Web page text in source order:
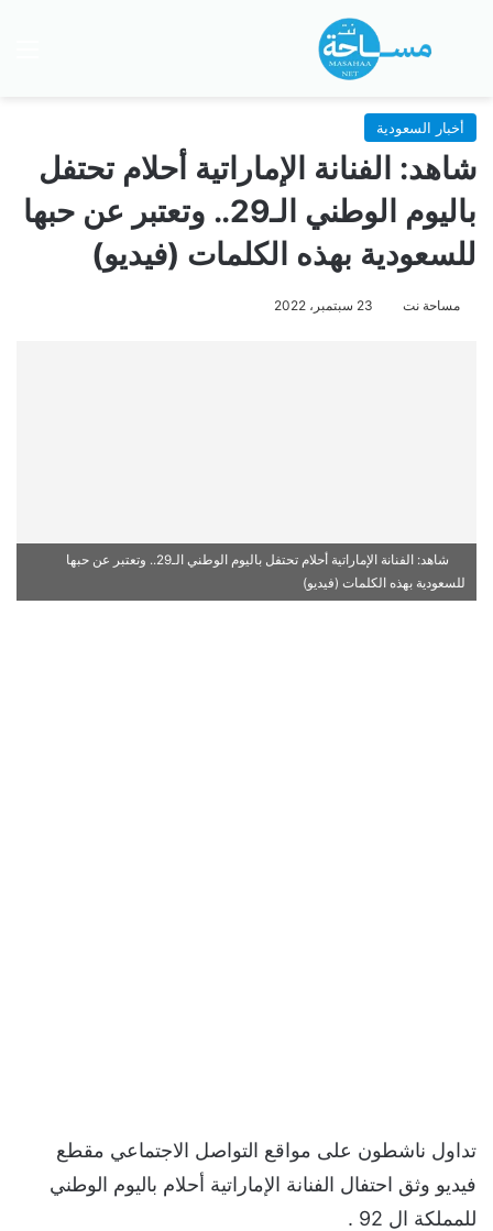
بحث عن
أخبار السعودية
شاهد: الفنانة الإماراتية أحلام تحتفل
باليوم الوطني الـ29.. وتعتبر عن حبها
للسعودية بهذه الكلمات (فيديو)
مساحة نت 23 سبتمبر، 2022
شاهد: الفنانة الإماراتية أحلام تحتفل باليوم الوطني الـ29.. وتعتبر عن حبها
للسعودية بهذه الكلمات (فيديو)
تداول ناشطون على مواقع التواصل الاجتماعي مقطع
فيديو وثق احتفال الفنانة الإماراتية أحلام باليوم الوطني
للمملكة ال 92 .